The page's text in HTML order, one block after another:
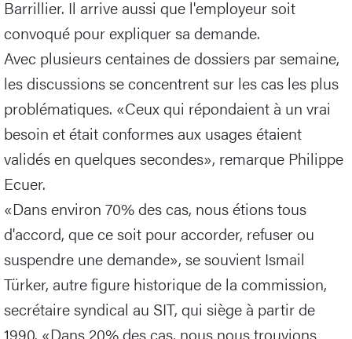
Barrillier. Il arrive aussi que l'employeur soit
convoqué pour expliquer sa demande.
Avec plusieurs centaines de dossiers par semaine,
les discussions se concentrent sur les cas les plus
problématiques. «Ceux qui répondaient à un vrai
besoin et était conformes aux usages étaient
validés en quelques secondes», remarque Philippe
Ecuer.
«Dans environ 70% des cas, nous étions tous
d'accord, que ce soit pour accorder, refuser ou
suspendre une demande», se souvient Ismail
Türker, autre figure historique de la commission,
secrétaire syndical au SIT, qui siège à partir de
1990. «Dans 20% des cas, nous nous trouvions